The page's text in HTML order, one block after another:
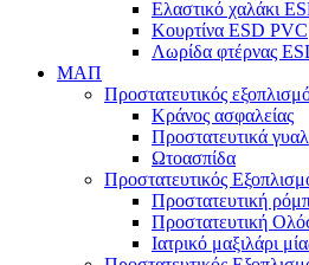
Ελαστικό χαλάκι
Κουρτίνα ESD PVC
Λωρίδα φτέρνας
ΜΑΠ
Προστατευτικός
Κράνος ασφαλείας
Προστατευτικά
Ωτοασπίδα
Προστατευτικός
Προστατευτική
Προστατευτική
Ιατρικό μαξιλάρι